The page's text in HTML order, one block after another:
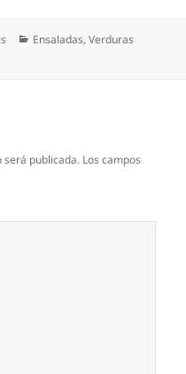
Categorías
Ensaladas,Verduras
será publicada. Los campos